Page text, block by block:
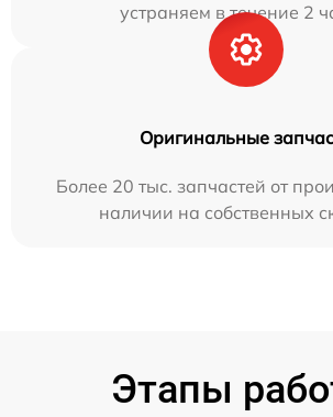
устраняем в течение 2
Оригинальные
Более 20 тыс. запчастей от
наличии на собственных
Этапы